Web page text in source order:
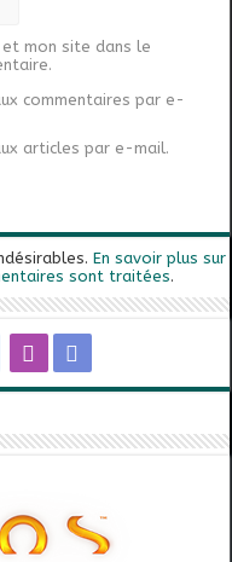
mon site dans le
commentaires par e-
articles par e-mail.
En savoir plus sur
sont traitées.